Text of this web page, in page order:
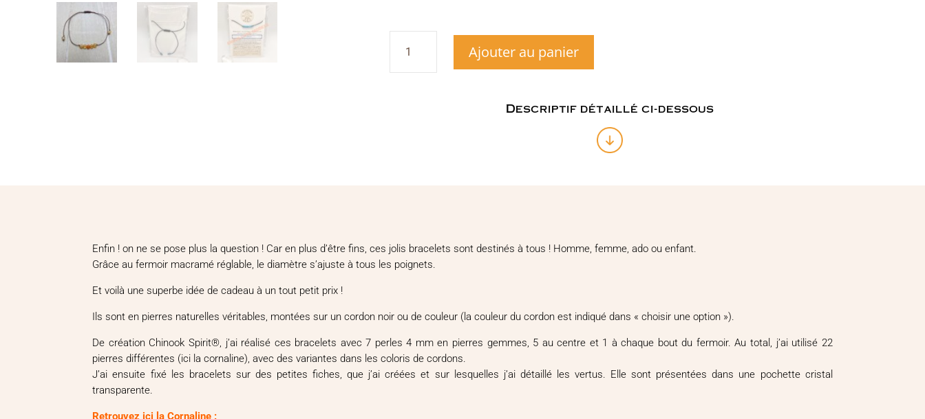
petites
Ajouter au panier
Descriptif détaillé ci-dessous
Enfin ! on ne se pose plus la question ! Car en plus d’être fins, ces jolis bracelets sont destinés à tous ! Homme, femme, ado ou enfant.
Grâce au fermoir macramé réglable, le diamètre s’ajuste à tous les poignets.
Et voilà une superbe idée de cadeau à un tout petit prix !
Ils sont en pierres naturelles véritables, montées sur un cordon noir ou de couleur (la couleur du cordon est indiqué dans « choisir une option »).
De création Chinook Spirit®, j’ai réalisé ces bracelets avec 7 perles 4 mm en pierres gemmes, 5 au centre et 1 à chaque bout du fermoir. Au total, j’ai utilisé 22
pierres différentes (ici la cornaline), avec des variantes dans les coloris de cordons.
J’ai ensuite fixé les bracelets sur des petites fiches, que j’ai créées et sur lesquelles j’ai détaillé les vertus. Elle sont présentées dans une pochette cristal
transparente.
Retrouvez ici la Cornaline :